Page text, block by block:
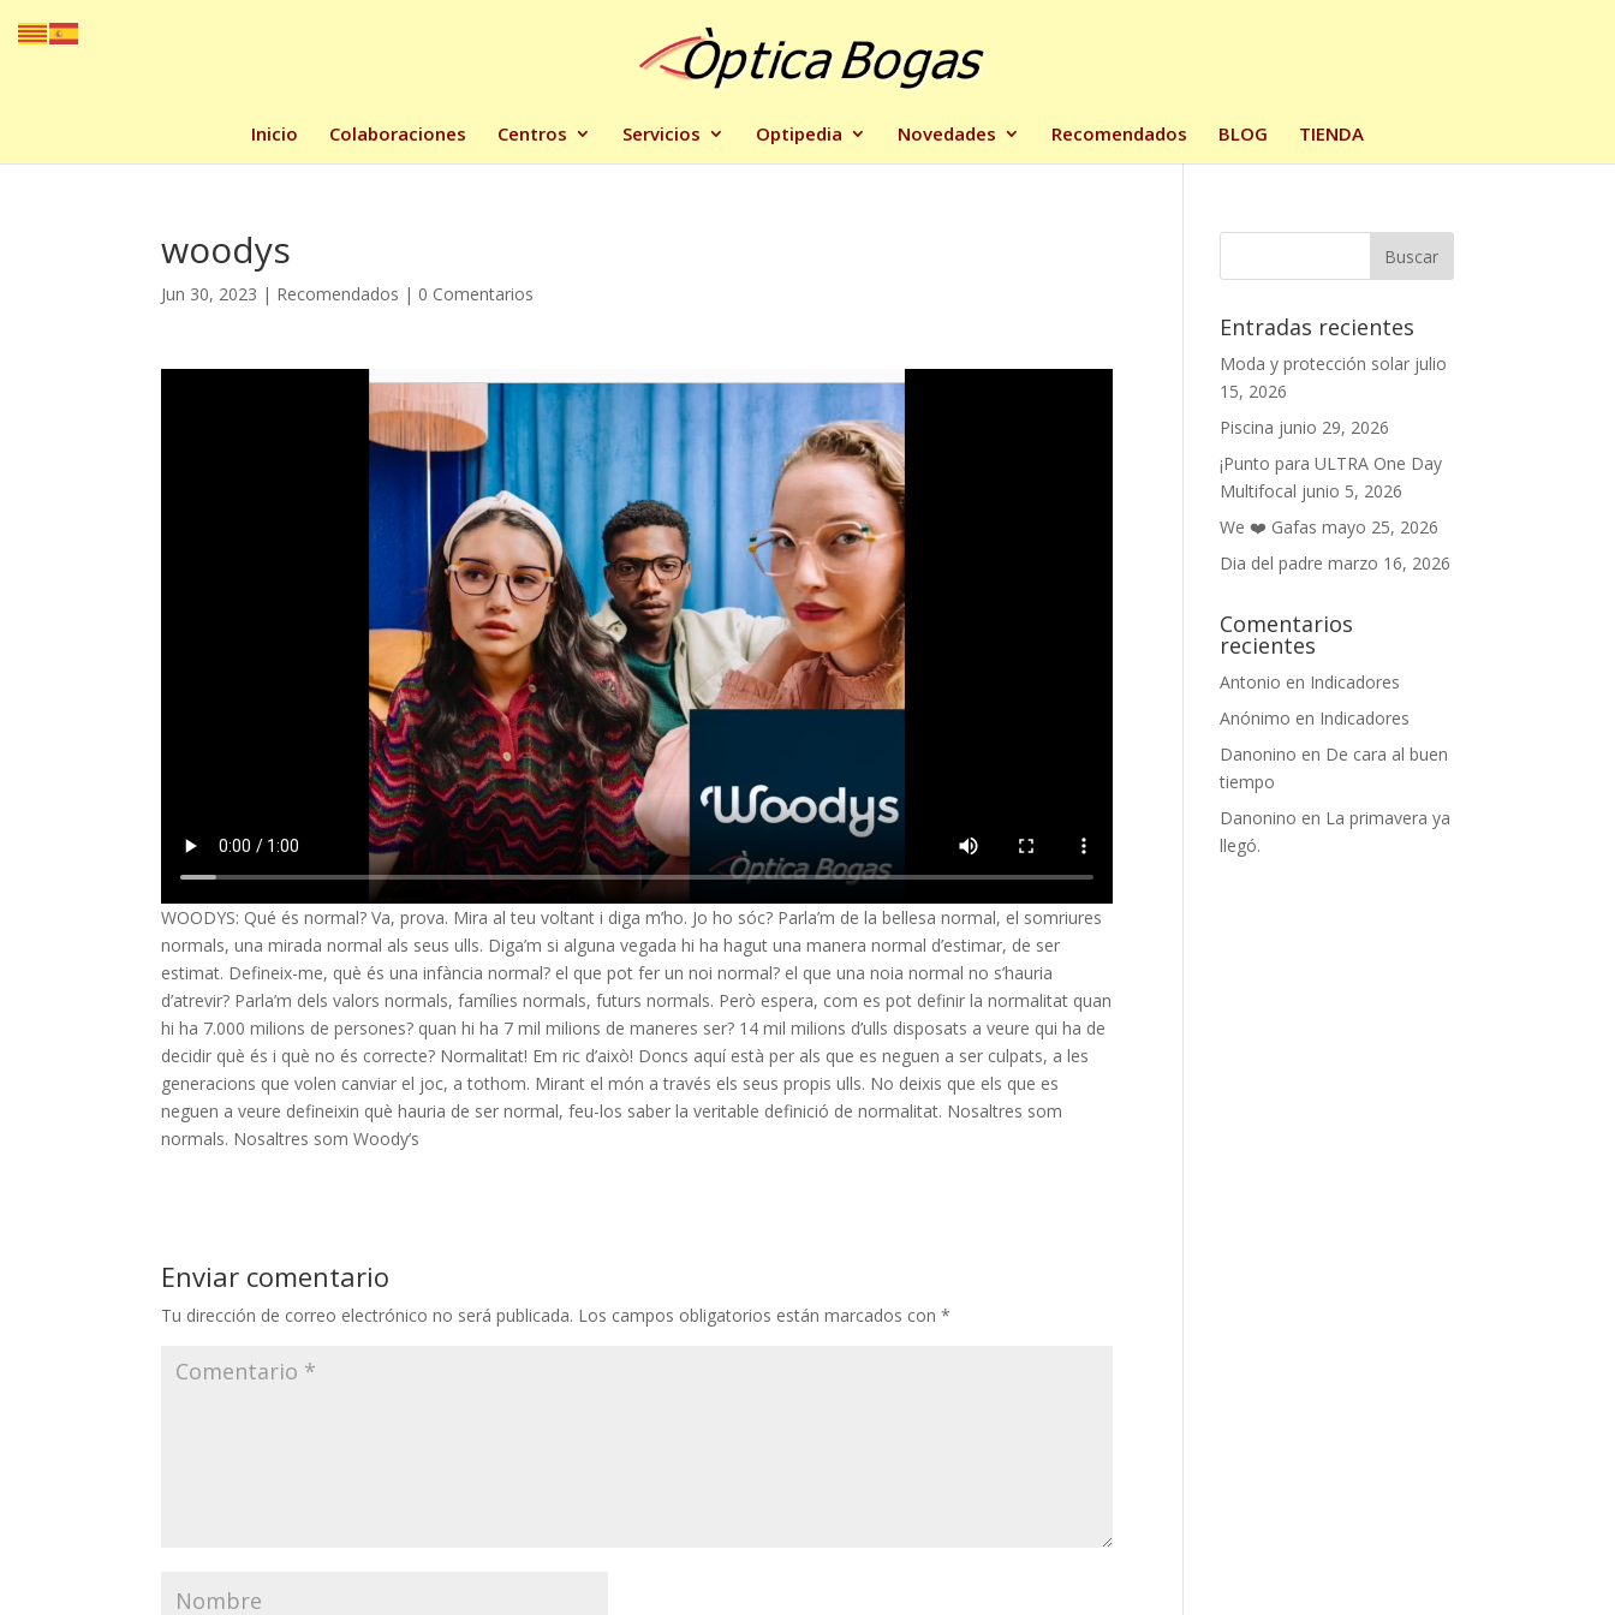
Inicio Colaboraciones Centros Servicios Optipedia Novedades Recomendados BLOG TIENDA
woodys
Jun 30, 2023 | Recomendados | 0 Comentarios
WOODYS: Qué és normal? Va, prova. Mira al teu voltant i diga m’ho. Jo ho sóc? Parla’m de la bellesa normal, el somriures
normals, una mirada normal als seus ulls. Diga’m si alguna vegada hi ha hagut una manera normal d’estimar, de ser
estimat. Defineix-me, què és una infància normal? el que pot fer un noi normal? el que una noia normal no s’hauria
d’atrevir? Parla’m dels valors normals, famílies normals, futurs normals. Però espera, com es pot definir la normalitat quan
hi ha 7.000 milions de persones? quan hi ha 7 mil milions de maneres ser? 14 mil milions d’ulls disposats a veure qui ha de
decidir què és i què no és correcte? Normalitat! Em ric d’això! Doncs aquí està per als que es neguen a ser culpats, a les
generacions que volen canviar el joc, a tothom. Mirant el món a través els seus propis ulls. No deixis que els que es
neguen a veure defineixin què hauria de ser normal, feu-los saber la veritable definició de normalitat. Nosaltres som
normals. Nosaltres som Woody’s
Enviar comentario
Tu dirección de correo electrónico no será publicada. Los campos obligatorios están marcados con*
Entradas recientes
Moda y protección solar julio
15, 2026
Piscina junio 29, 2026
¡Punto para ULTRA One Day
Multifocal junio 5, 2026
We ❤️ Gafas mayo 25, 2026
Dia del padre marzo 16, 2026
Comentarios
recientes
Antonio en Indicadores
Anónimo en Indicadores
Danonino en De cara al buen
tiempo
Danonino en La primavera ya
llegó.